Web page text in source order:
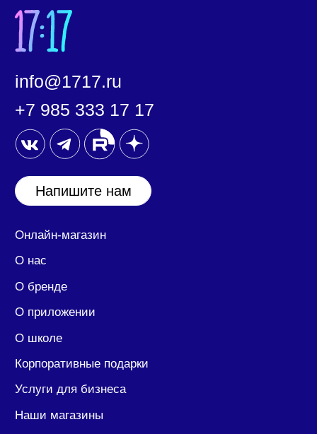
ООО «17:17»
20 помещение 25/1/2.
ИНН/КПП: 7708390174/ 770701001
ОГРН: 1207700394417
Политика конфиденциальности
Согласие на обработку
персональных данных